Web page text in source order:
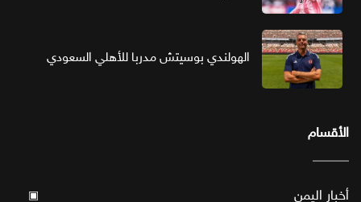
الهولندي بوسيتش مدربا للأهلي السعودي
الأقسام
أخبار اليمن ▣